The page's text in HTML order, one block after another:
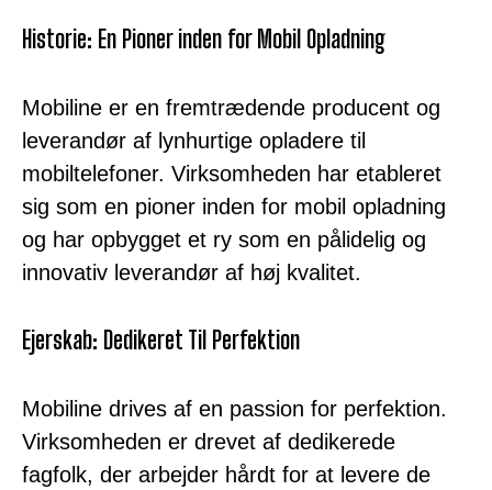
Historie: En Pioner inden for Mobil Opladning
Mobiline er en fremtrædende producent og
leverandør af lynhurtige opladere til
mobiltelefoner. Virksomheden har etableret
sig som en pioner inden for mobil opladning
og har opbygget et ry som en pålidelig og
innovativ leverandør af høj kvalitet.
Ejerskab: Dedikeret Til Perfektion
Mobiline drives af en passion for perfektion.
Virksomheden er drevet af dedikerede
fagfolk, der arbejder hårdt for at levere de